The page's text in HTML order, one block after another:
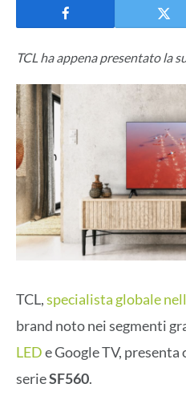
TCL ha appena presentato la
TCL,specialista globale
brand noto nei segmenti
LEDe Google TV,
serieSF560.